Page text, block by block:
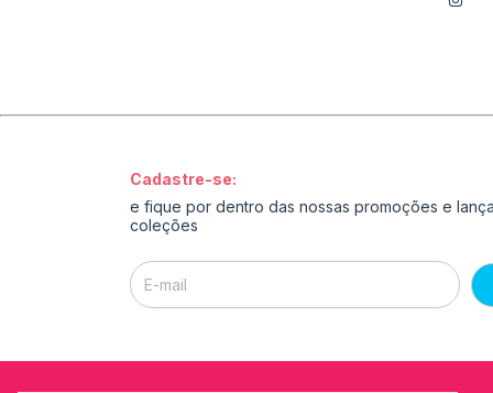
Cadastre-se:
e fique por dentro das nossas promoções e
coleções